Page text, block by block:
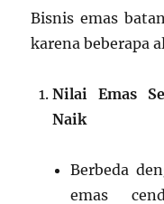
Bisnis emas
karena beberapa
Nilai Emas
Naik
Berbeda
emas